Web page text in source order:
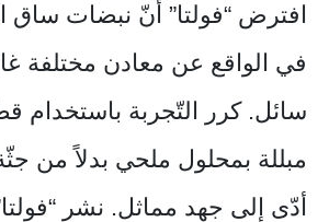
افترض “فولتا” أنّ نبضات ساق
في الواقع عن معادن مختلفة
سائل. كرر التّجربة باستخدام
مبللة بمحلول ملحي بدلاً من
أدّى إلى جهد مماثل. نشر “فولتا”